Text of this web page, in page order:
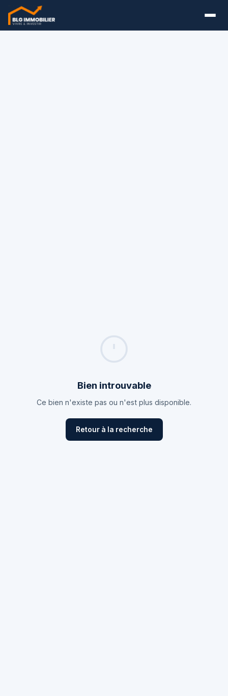
Bien introuvable
Ce bien n'existe pas ou n'est plus disponible.
Retour à la recherche